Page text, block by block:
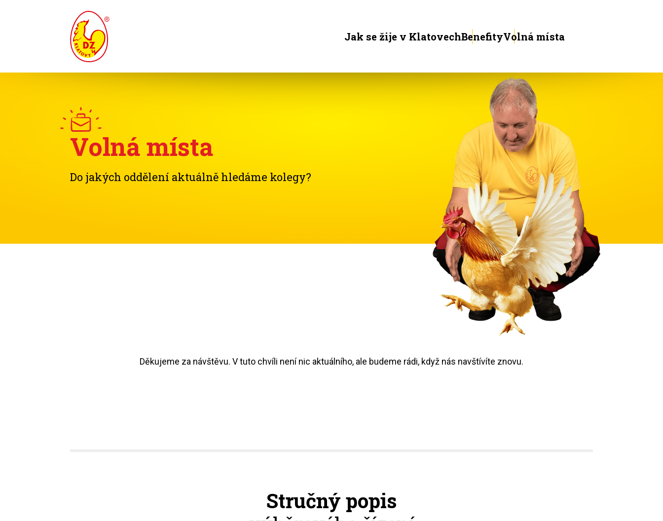
Jak se žije v KlatovechBenefityVolná místa
Volná místa
Do jakých oddělení aktuálně hledáme kolegy?
Děkujeme za návštěvu. V tuto chvíli není nic aktuálního, ale budeme rádi, když nás navštívíte znovu.
Stručný popis